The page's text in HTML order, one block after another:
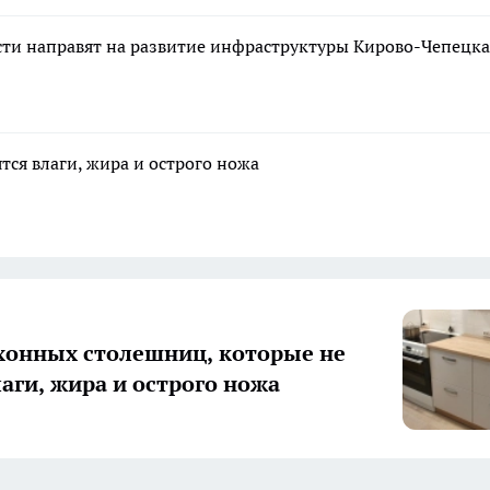
направят на развитие инфраструктуры Кирово-
влаги, жира и острого ножа
столешниц, которые не
жира и острого ножа